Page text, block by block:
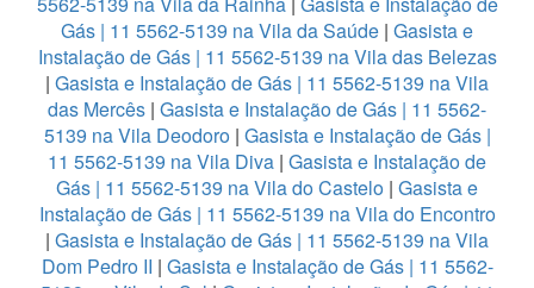
Gás | 11 5562-5139 na Vila da Saúde | Gasista e
Instalação de Gás | 11 5562-5139 na Vila das Belezas
| Gasista e Instalação de Gás | 11 5562-5139 na Vila
das Mercês | Gasista e Instalação de Gás | 11 5562-
5139 na Vila Deodoro| Gasista e Instalação de Gás |
11 5562-5139 na Vila Diva | Gasista e Instalação de
Gás | 11 5562-5139 na Vila do Castelo | Gasista e
Instalação de Gás | 11 5562-5139 na Vila do Encontro
| Gasista e Instalação de Gás | 11 5562-5139 na Vila
Dom Pedro II | Gasista e Instalação de Gás | 11 5562-